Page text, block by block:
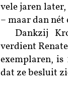
vele jaren
– maar dan nét
Dankzij
verdient
exemplaren, is
dat ze besluit